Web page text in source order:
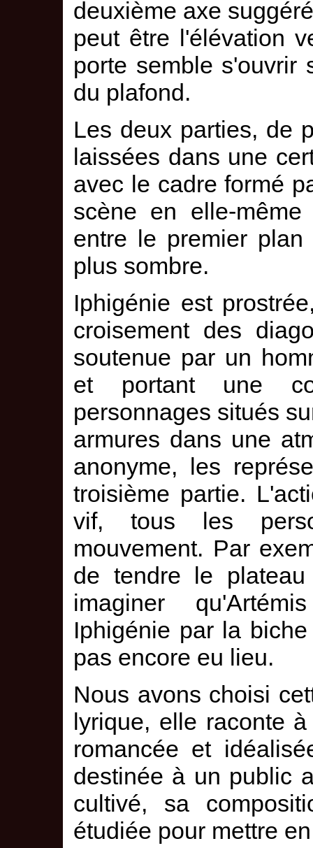
deuxième axe
peut être l'élévation
porte semble s'ouvrir
du plafond.
Les deux parties, de
laissées dans une
avec le cadre formé
scène en elle-
entre le premier
plus sombre.
Iphigénie est
croisement des
soutenue par un
et portant une
personnages situés
armures dans une
anonyme, les
troisième partie.
vif, tous les
mouvement. Par
de tendre le
imaginer
Iphigénie par la
pas encore eu lieu.
Nous avons choisi
lyrique, elle raconte
romancée et
destinée à un public
cultivé, sa
étudiée pour mettre